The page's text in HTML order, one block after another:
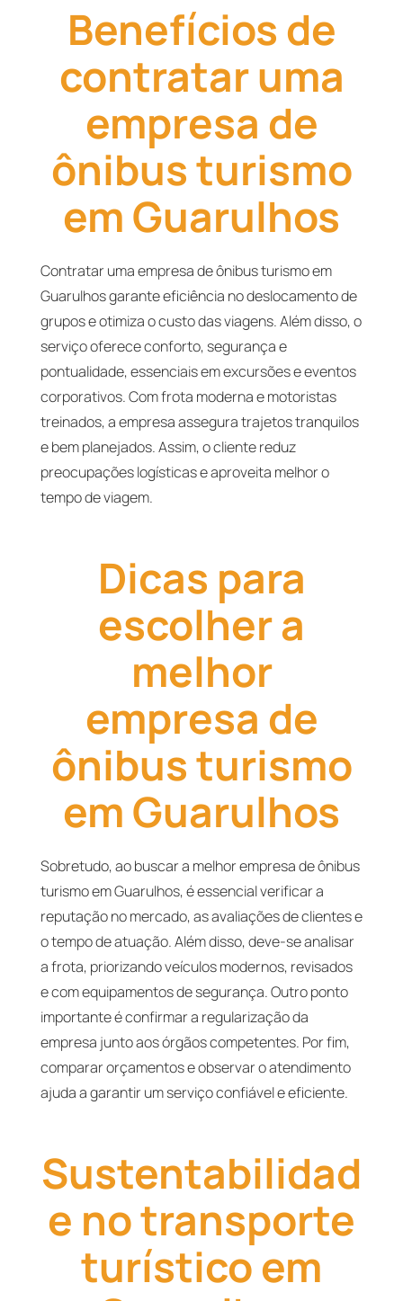
Benefícios de
contratar uma
empresa de
ônibus turismo
em Guarulhos
Contratar uma empresa de ônibus turismo em
Guarulhos garante eficiência no deslocamento de
grupos e otimiza o custo das viagens. Além disso, o
serviço oferece conforto, segurança e
pontualidade, essenciais em excursões e eventos
corporativos. Com frota moderna e motoristas
treinados, a empresa assegura trajetos tranquilos
e bem planejados. Assim, o cliente reduz
preocupações logísticas e aproveita melhor o
tempo de viagem.
Dicas para
escolher a
melhor
empresa de
ônibus turismo
em Guarulhos
Sobretudo, ao buscar a melhor empresa de ônibus
turismo em Guarulhos, é essencial verificar a
reputação no mercado, as avaliações de clientes e
o tempo de atuação. Além disso, deve-se analisar
a frota, priorizando veículos modernos, revisados
e com equipamentos de segurança. Outro ponto
importante é confirmar a regularização da
empresa junto aos órgãos competentes. Por fim,
comparar orçamentos e observar o atendimento
ajuda a garantir um serviço confiável e eficiente.
Sustentabilidad
e no transporte
turístico em